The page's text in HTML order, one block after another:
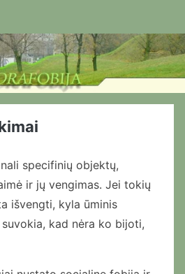
specifinių objektų,
ir jų vengimas. Jei tokių
išvengti, kyla ūminis
kad nėra ko bijoti,